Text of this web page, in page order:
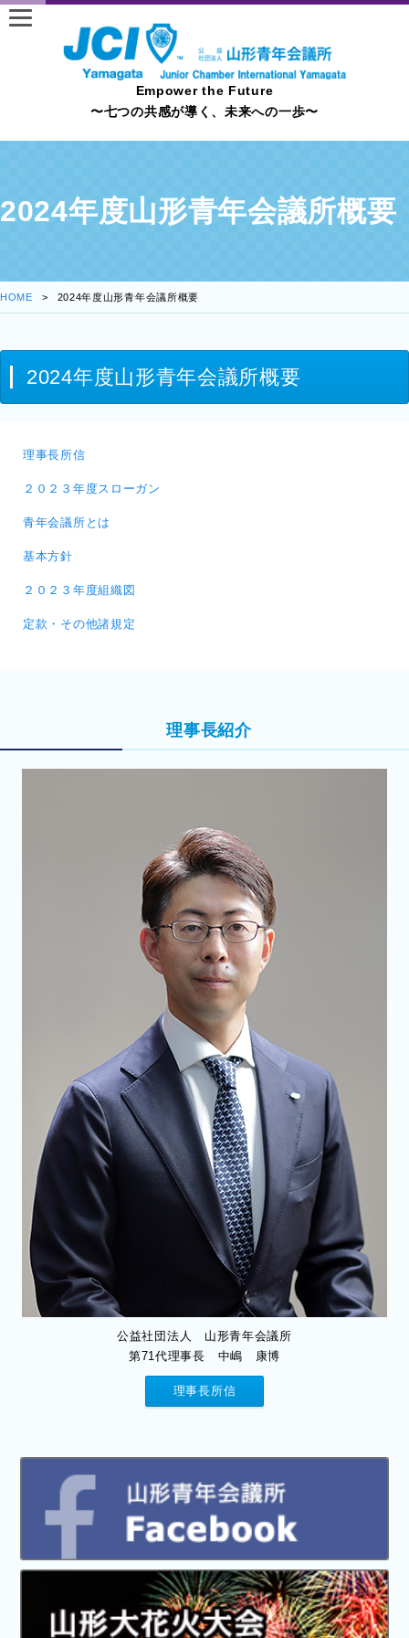
Empower the Future
〜七つの共感が導く、未来への一歩〜
2024年度山形青年会議所概要
HOME 2024年度山形青年会議所概要
2024年度山形青年会議所概要
理事長所信
２０２３年度スローガン
青年会議所とは
基本方針
２０２３年度組織図
定款・その他諸規定
理事長紹介
公益社団法人 山形青年会議所
第71代理事長 中嶋 康博
理事長所信